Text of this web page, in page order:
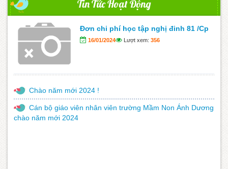
Tin Tức Hoạt Động
Đơn chi phí học tập nghị đinh 81 /Cp
16/01/2024 Lượt xem: 356
Chào năm mới 2024 !
Cán bộ giáo viên nhân viên trường Mầm Non Ánh Dương
chào năm mới 2024